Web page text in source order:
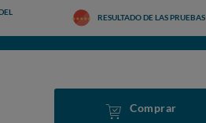
RESULTADO DE LAS PRUEBAS
Comprar